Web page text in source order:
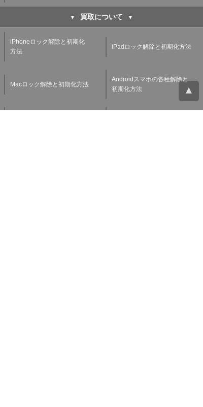
買取について
iPhoneロック解除と初期化
方法
iPadロック解除と初期化方法
Macロック解除と初期化方法
Androidスマホの各種解除と
初期化方法